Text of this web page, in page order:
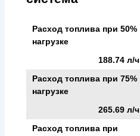
Расход топлива при 50%
нагрузке
188.74 л/ч
Расход топлива при 75%
нагрузке
265.69 л/ч
Расход топлива при